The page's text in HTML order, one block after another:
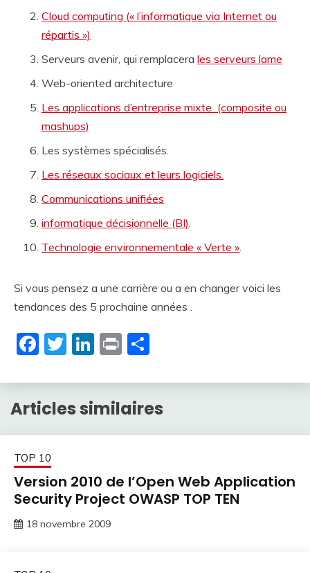
Cloud computing (« l’informatique via Internet ou
répartis »)
Serveurs avenir, qui remplacera les serveurs lame
Web-oriented architecture
Les applications d’entreprise mixte (composite ou
mashups)
Les systèmes spécialisés.
Les réseaux sociaux et leurs logiciels.
Communications unifiées
informatique décisionnelle (BI).
Technologie environnementale « Verte ».
Si vous pensez a une carrière ou a en changer voici les
tendances des 5 prochaine années .
Facebook
Twitter
LinkedIn
Print
Articles similaires
TOP 10
Version 2010 de l’Open Web Application
Security Project OWASP TOP TEN
18 novembre 2009